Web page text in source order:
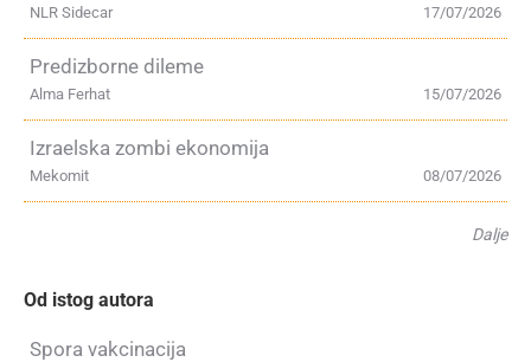
17/07/2026
NLR Sidecar
Predizborne dileme
15/07/2026
Alma Ferhat
Izraelska zombi ekonomija
08/07/2026
Mekomit
Dalje
Od istog autora
Spora vakcinacija